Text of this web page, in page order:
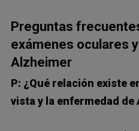
Preguntas
exámenes oculares
Alzheimer
P: ¿Qué relación existe
vista y la enfermedad de